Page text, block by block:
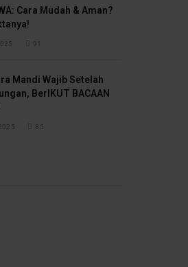
Cara Mudah & Aman?
91
Mandi Wajib Setelah
BerIKUT BACAAN
85